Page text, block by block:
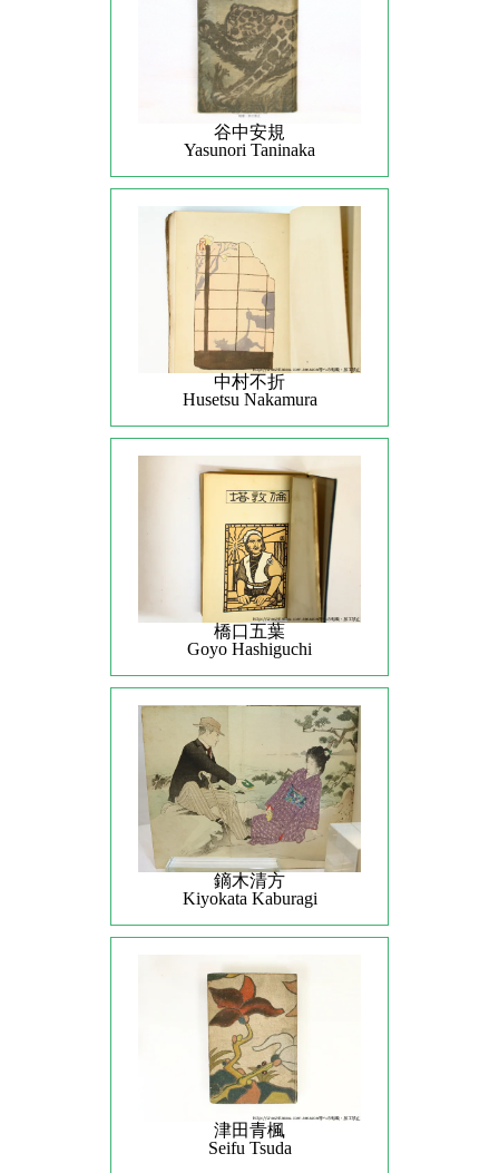
谷中安規
Yasunori Taninaka
中村不折
Husetsu Nakamura
橋口五葉
Goyo Hashiguchi
鏑木清方
Kiyokata Kaburagi
津田青楓
Seifu Tsuda